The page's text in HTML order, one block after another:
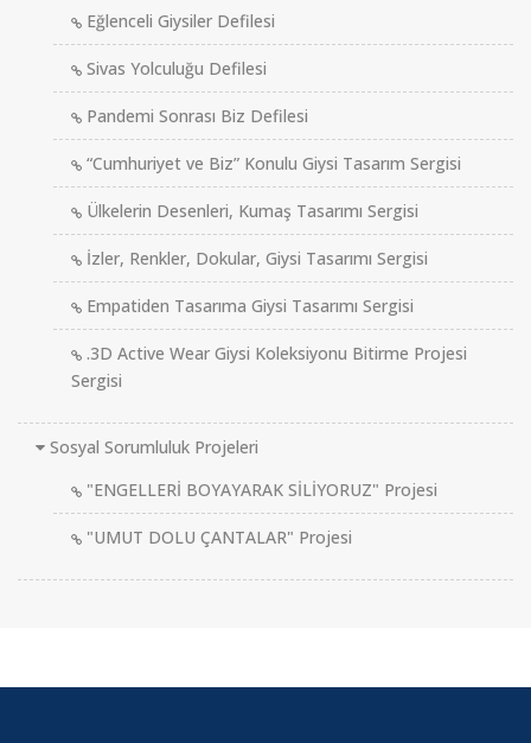
Eğlenceli Giysiler Defilesi
Sivas Yolculuğu Defilesi
Pandemi Sonrası Biz Defilesi
“Cumhuriyet ve Biz” Konulu Giysi Tasarım Sergisi
Ülkelerin Desenleri, Kumaş Tasarımı Sergisi
İzler, Renkler, Dokular, Giysi Tasarımı Sergisi
Empatiden Tasarıma Giysi Tasarımı Sergisi
.3D Active Wear Giysi Koleksiyonu Bitirme Projesi
Sergisi
Sosyal Sorumluluk Projeleri
"ENGELLERİ BOYAYARAK SİLİYORUZ" Projesi
"UMUT DOLU ÇANTALAR" Projesi